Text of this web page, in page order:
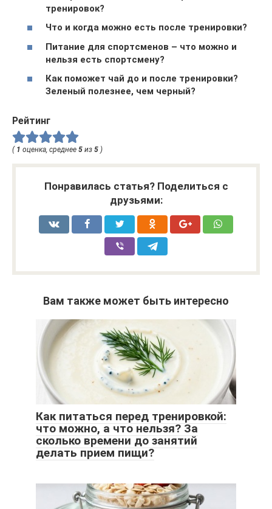
тренировок?
Что и когда можно есть после тренировки?
Питание для спортсменов – что можно и
нельзя есть спортсмену?
Как поможет чай до и после тренировки?
Зеленый полезнее, чем черный?
Рейтинг
( 1 оценка, среднее 5 из 5 )
Понравилась статья? Поделиться с
друзьями:
Вам также может быть интересно
Как питаться перед тренировкой:
что можно, а что нельзя? За
сколько времени до занятий
делать прием пищи?